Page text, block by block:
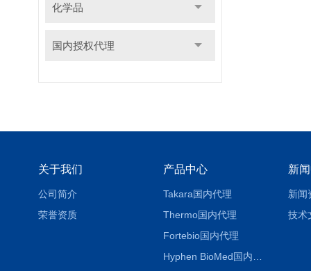
化学品
国内授权代理
关于我们
公司简介
荣誉资质
产品中心
Takara国内代理
Thermo国内代理
Fortebio国内代理
新
新闻
技术